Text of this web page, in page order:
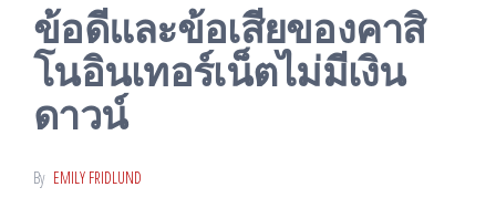
ข้อดีและข้อเสียของคาสิ
โนอินเทอร์เน็ตไม่มีเงิน
ดาวน์
By EMILY FRIDLUND